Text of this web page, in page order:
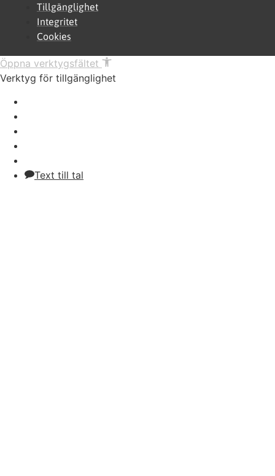
Tillgänglighet
Integritet
Cookies
Öppna verktygsfältet
Verktyg för tillgänglighet
Text till tal